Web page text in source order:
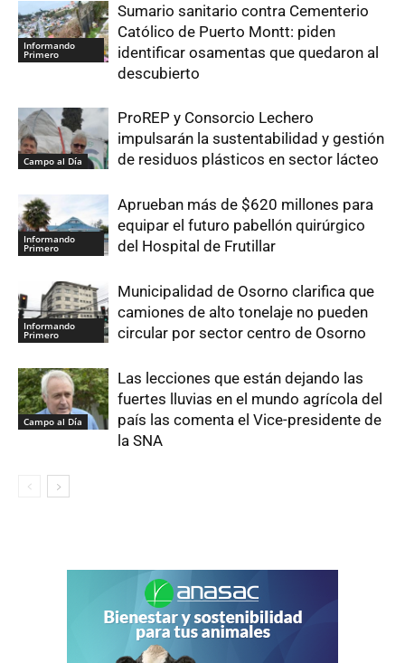
Informando
Primero
Sumario sanitario contra Cementerio
Católico de Puerto Montt: piden
identificar osamentas que quedaron al
descubierto
Campo al Día
ProREP y Consorcio Lechero
impulsarán la sustentabilidad y gestión
de residuos plásticos en sector lácteo
Informando
Primero
Aprueban más de $620 millones para
equipar el futuro pabellón quirúrgico
del Hospital de Frutillar
Informando
Primero
Municipalidad de Osorno clarifica que
camiones de alto tonelaje no pueden
circular por sector centro de Osorno
Campo al Día
Las lecciones que están dejando las
fuertes lluvias en el mundo agrícola del
país las comenta el Vice-presidente de
la SNA